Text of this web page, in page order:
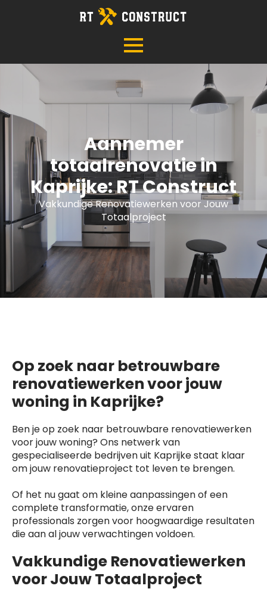
Aannemer
totaalrenovatie in
Kaprijke: RT Construct
Vakkundige Renovatiewerken voor Jouw
Totaalproject
Op zoek naar betrouwbare
renovatiewerken voor jouw
woning in Kaprijke?
Ben je op zoek naar betrouwbare renovatiewerken
voor jouw woning? Ons netwerk van
gespecialiseerde bedrijven uit Kaprijke staat klaar
om jouw renovatieproject tot leven te brengen.
Of het nu gaat om kleine aanpassingen of een
complete transformatie, onze ervaren
professionals zorgen voor hoogwaardige resultaten
die aan al jouw verwachtingen voldoen.
Vakkundige Renovatiewerken
voor Jouw Totaalproject